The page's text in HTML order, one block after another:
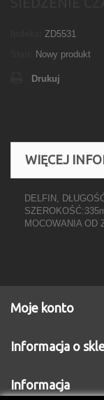
ZD5531
Nowy produkt
Drukuj
WIĘCEJ
DELFIN,
MOCOWANIA OD
Moje konto
Informacja o
Informacja